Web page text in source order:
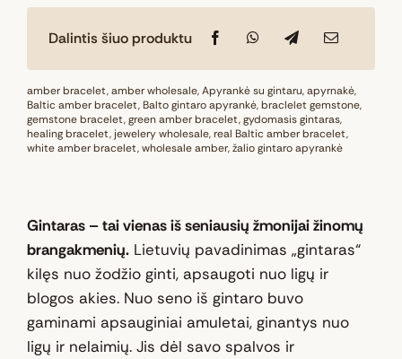
Baltijos
apyrankė
„Medus
ir
saulė“
Dalintis šiuo produktu
amber bracelet,amber wholesale,Apyrankė su gintaru,apyrnakė,
Baltic amber bracelet,Balto gintaro apyrankė,braclelet gemstone,
gemstone bracelet,green amber bracelet,gydomasis gintaras,
healing bracelet, jewelery wholesale,real Baltic amber bracelet,
white amber bracelet,wholesale amber,žalio gintaro apyrankė
Gintaras – tai vienas iš seniausių žmonijai žinomų
brangakmenių.Lietuvių pavadinimas „gintaras“
kilęs nuo žodžio ginti, apsaugoti nuo ligų ir
blogos akies. Nuo seno iš gintaro buvo
gaminami apsauginiai amuletai, ginantys nuo
ligų ir nelaimių. Jis dėl savo spalvos ir